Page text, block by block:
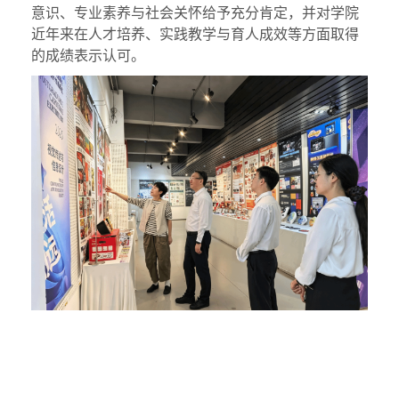
意识、专业素养与社会关怀给予充分肯定，并对学院
近年来在人才培养、实践教学与育人成效等方面取得
的成绩表示认可。